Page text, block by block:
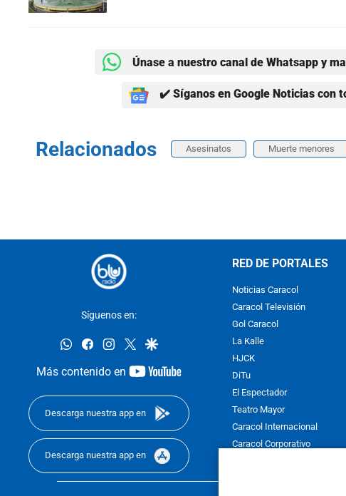
Únase a nuestro canal de Whatsapp y
✔️ Síganos en Google Noticias con
Relacionados Asesinatos Muerte menores
Síguenos en:
whatsappfacebookinstagram
twittergoogle
Más contenido en
youtube-
Descarga nuestra app en
Descarga nuestra app en
RED DE PORTALES
Noticias Caracol
Caracol Televisión
Gol Caracol
La Kalle
HJCK
DiTu
El Espectador
Teatro Mayor
Caracol Internacional
Caracol Corporativo